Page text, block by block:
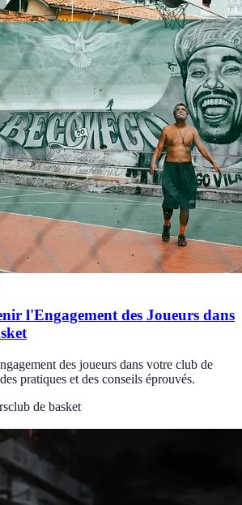
l'Engagement des Joueurs dans
des joueurs dans votre club de
pratiques et des conseils éprouvés.
club de basket